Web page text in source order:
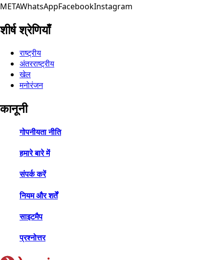
METAWhatsAppFacebookInstagram
शीर्ष श्रेणियाँ
राष्ट्रीय
अंतरराष्ट्रीय
खेल
मनोरंजन
कानूनी
गोपनीयता नीति
हमारे बारे में
संपर्क करें
नियम और शर्तें
साइटमैप
प्रश्नोत्तर